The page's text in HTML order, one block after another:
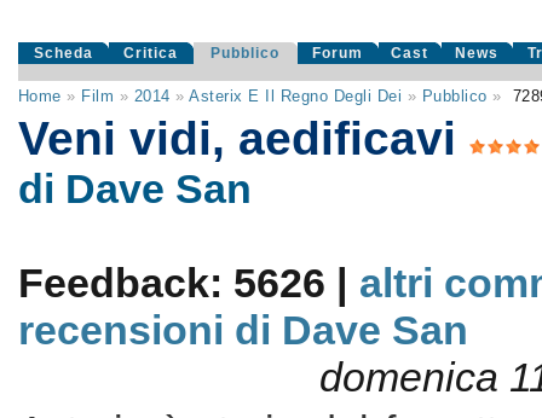
Scheda Critica Pubblico Forum Cast News
Home » Film » 2014 »Asterix E Il Regno Degli Dei » Pubblico »
Veni vidi, aedificavi
di Dave San
Feedback: 5626 | altri
recensioni di Dave San
domenica